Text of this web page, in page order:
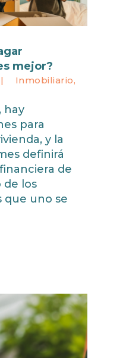
mejor?
Inmobiliario,
hay
para
y la
definirá
de
de los
que uno se